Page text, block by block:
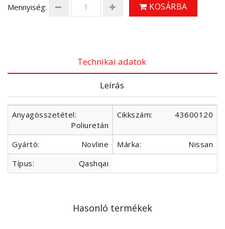
Mennyiség: KOSÁRBA
Technikai adatok
Leírás
Anyagösszetétel:
Poliuretán
Cikkszám: 43600120
Gyártó: Novline Márka:
Nissan
Típus:
Qashqai
Hasonló termékek